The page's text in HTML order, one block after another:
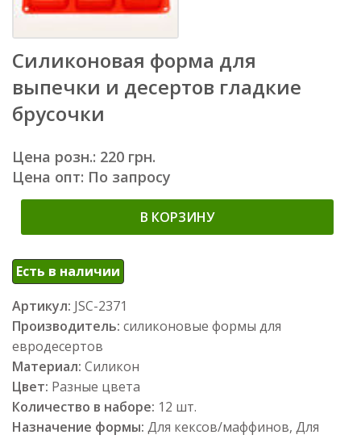
Силиконовая форма для
выпечки и десертов гладкие
брусочки
Цена розн.: 220 грн.
Цена опт: По запросу
В КОРЗИНУ
Есть в наличии
Артикул: JSC-2371
Производитель: силиконовые формы для
евродесертов
Материал: Силикон
Цвет: Разные цвета
Количество в наборе: 12 шт.
Назначение формы: Для кексов/маффинов, Для